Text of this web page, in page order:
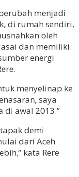
menjadi
di rumah sendiri,
oleh
dan memiliki.
energi
menyelinap ke
saya
di awal 2013.”
demi
dari Aceh
kata Rere